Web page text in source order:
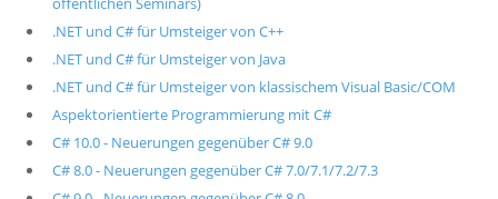
.NET und C# für Umsteiger von C++
.NET und C# für Umsteiger von Java
.NET und C# für Umsteiger von klassischem Visual Basic/COM
Aspektorientierte Programmierung mit C#
C# 10.0 - Neuerungen gegenüber C# 9.0
C# 8.0 - Neuerungen gegenüber C# 7.0/7.1/7.2/7.3